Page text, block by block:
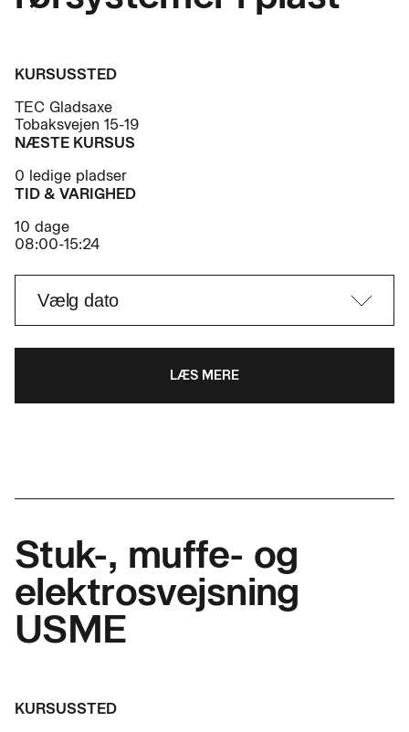
KURSUSSTED
TEC Gladsaxe
Tobaksvejen 15-19
NÆSTE KURSUS
0 ledige pladser
TID & VARIGHED
10 dage
08:00-15:24
LÆS MERE
Stuk-, muffe- og
elektrosvejsning
USME
KURSUSSTED